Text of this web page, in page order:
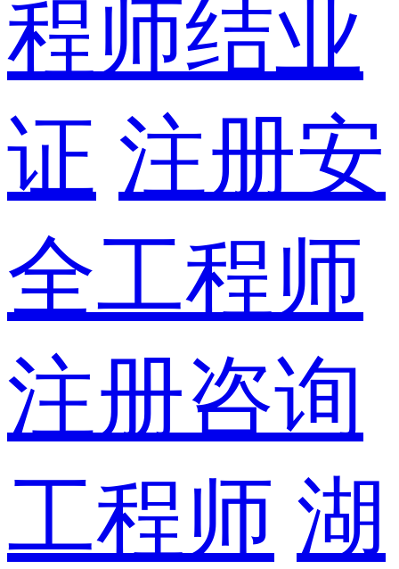
程师结业
证 注册安
全工程师
注册咨询
工程师 湖